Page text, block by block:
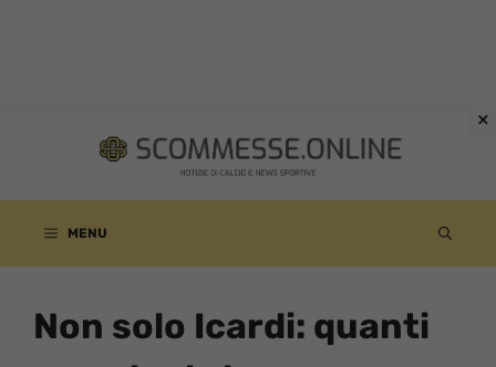
contenuto
MENU
Non solo Icardi: quanti